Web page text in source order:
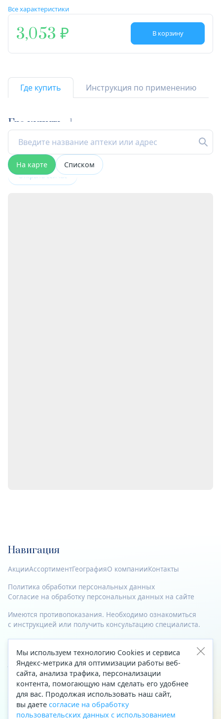
Все характеристики
3,053 В корзину
Где купить Инструкция по применению
Где купить 1
На карте Списком
Открыта сейчас
Навигация
АкцииАссортиментГеографияО компанииКонтакты
Политика обработки персональных данных
Согласие на обработку персональных данных на сайте
Имеются противопоказания. Необходимо ознакомиться
с инструкцией или получить консультацию специалиста.
© 2023—2026 Все права защищены.
Адрес
Архангельск, ул. Папанина, д. 19 (вход в здание со стороны
автоцентра «Тойота»)
Приемная Генерального директора
Мы используем технологию Cookies и сервиса
Яндекс-метрика для оптимизации работы веб-
сайта, анализа трафика, персонализации
контента, помогающую нам сделать его удобнее
для вас. Продолжая использовать наш сайт,
вы даете согласие на обработку
пользовательских данных с использованием